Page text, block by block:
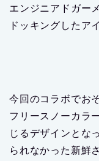
エンジニアドガー
ドッキングしたア
今回のコラボでお
フリースノーカラ
じるデザインとな
られなかった新鮮